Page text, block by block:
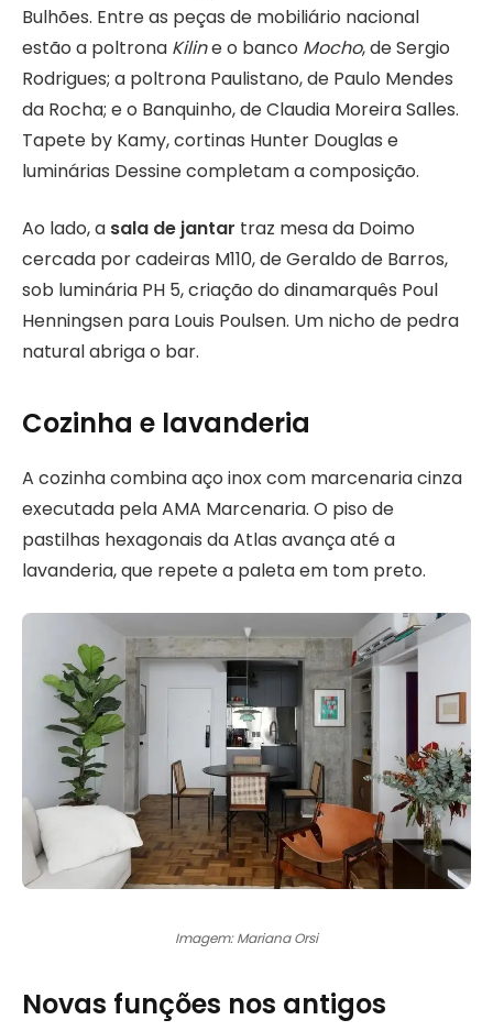
Bulhões. Entre as peças de mobiliário nacional
estão a poltrona Kiline o banco Mocho, de Sergio
Rodrigues; a poltrona Paulistano, de Paulo Mendes
da Rocha; e o Banquinho, de Claudia Moreira Salles.
Tapete by Kamy, cortinas Hunter Douglas e
luminárias Dessine completam a composição.
Ao lado, a sala de jantar traz mesa da Doimo
cercada por cadeiras M110, de Geraldo de Barros,
sob luminária PH 5, criação do dinamarquês Poul
Henningsen para Louis Poulsen. Um nicho de pedra
natural abriga o bar.
Cozinha e lavanderia
A cozinha combina aço inox com marcenaria cinza
executada pela AMA Marcenaria. O piso de
pastilhas hexagonais da Atlas avança até a
lavanderia, que repete a paleta em tom preto.
Imagem: Mariana Orsi
Novas funções nos antigos